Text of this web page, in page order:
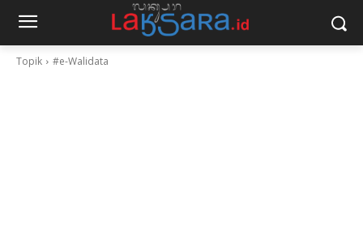
Topik #e-Walidata